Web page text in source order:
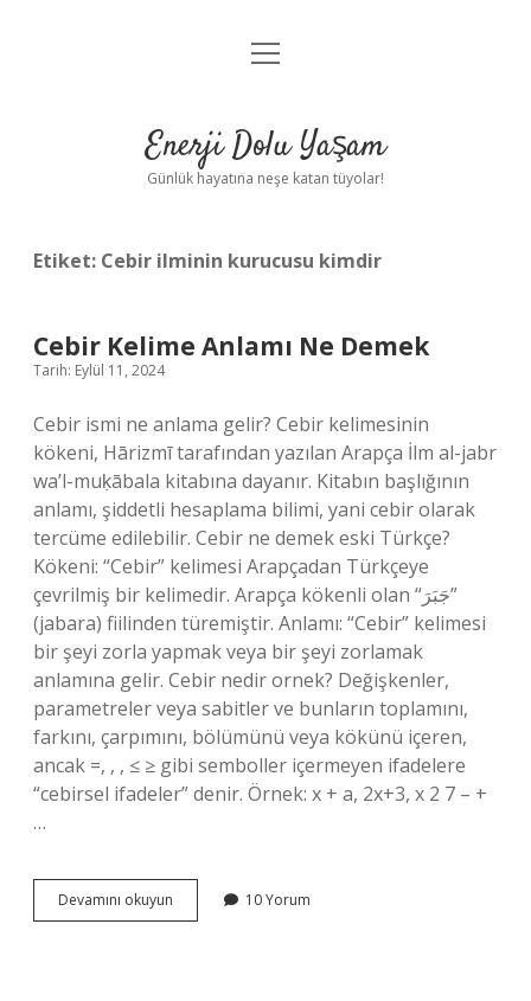
Anasayfa
Yasal Uyarı
menüyü
Enerji Dolu Yaşam
Günlük hayatına neşe katan tüyolar!
Etiket: Cebir ilminin kurucusu kimdir
Cebir Kelime Anlamı Ne Demek
Tarih: Eylül 11, 2024
Cebir ismi ne anlama gelir? Cebir kelimesinin
kökeni, Hārizmī tarafından yazılan Arapça İlm al-jabr
wa’l-muḳābala kitabına dayanır. Kitabın başlığının
anlamı, şiddetli hesaplama bilimi, yani cebir olarak
tercüme edilebilir. Cebir ne demek eski Türkçe?
Kökeni: “Cebir” kelimesi Arapçadan Türkçeye
çevrilmiş bir kelimedir. Arapça kökenli olan “جَبَرَ”
(jabara) fiilinden türemiştir. Anlamı: “Cebir” kelimesi
bir şeyi zorla yapmak veya bir şeyi zorlamak
anlamına gelir. Cebir nedir ornek? Değişkenler,
parametreler veya sabitler ve bunların toplamını,
farkını, çarpımını, bölümünü veya kökünü içeren,
ancak =, , , ≤ ≥ gibi semboller içermeyen ifadelere
“cebirsel ifadeler” denir. Örnek: x + a, 2x+3, x 2 7 – +
…
Devamını okuyun
Kelime
10 Yorum